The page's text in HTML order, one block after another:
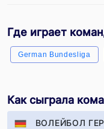
Где играет
German Bundesliga
Как сыграла
ВОЛЕЙБОЛ